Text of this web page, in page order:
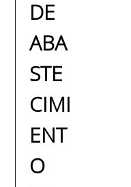
DE
ABA
STE
CIMI
ENT
O